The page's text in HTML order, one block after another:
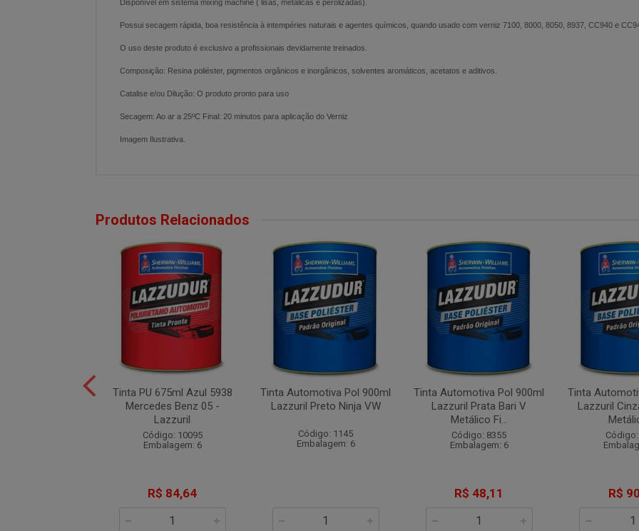
Disponível em sistema mixing machine ( lisas, metálicas e perolizadas).
Possui secagem rápida, boa resistência à intempéries naturais e agentes químicos, quando usado com verniz 7100, 8000, 8050, 8937, CC940 e
O uso deste produto é exclusivo a profissionais devidamente treinados.
Composição: Resina poliéster, pigmentos orgânicos e inorgânicos, solventes aromáticos, acetatos e aditivos.
Catalise e/ou Dilução: O produto pronto para uso
Secagem: Ao ar a 25ºC Final: 20 minutos para aplicação do Verniz
Imagem Ilustrativa.
Produtos Relacionados
Tinta PU 675ml Azul 5938
Mercedes Benz 05 -
Lazzuril
Código: 10095
Embalagem: 6
R$ 84,64
Tinta Automotiva Pol 900ml
Lazzuril Preto Ninja VW
Código: 1145
Embalagem: 6
Tinta Automotiva Pol 900ml
Lazzuril Prata Bari V
Metálico Fi...
Código: 8355
Embalagem: 6
R$ 48,11
Tinta
Lazzuril
R$